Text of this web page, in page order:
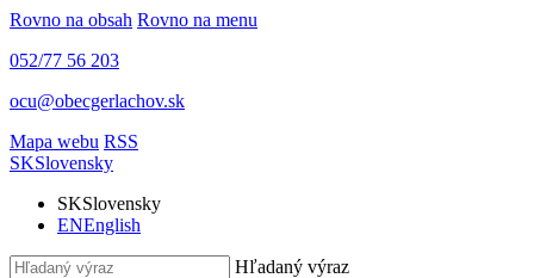
Rovno na obsah Rovno na menu
052/77 56 203
ocu@obecgerlachov.sk
Mapa webu RSS
SKSlovensky
SKSlovensky
ENEnglish
Hľadaný výraz